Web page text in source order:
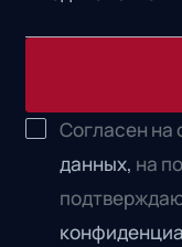
Согласен на
данных, на